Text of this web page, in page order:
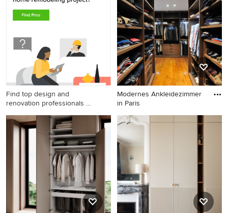
mit Ankleidebereich,
flächenbündigen
Schrankfronten, weißen
Schränken, hellem
Holzboden und beigem
Boden in München
Find top design and
renovation professionals on
Modernes Ankleidezimmer
in Paris
Modernes Ankleidezimmer in
Paris